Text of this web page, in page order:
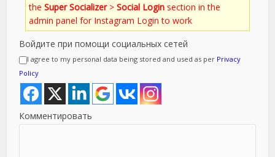
theSuper Socializer>Social Login section in the
admin panel for Instagram Login to work
Войдите при помощи социальных сетей
I agree to my personal data being stored and used as per Privacy
Policy
Комментировать